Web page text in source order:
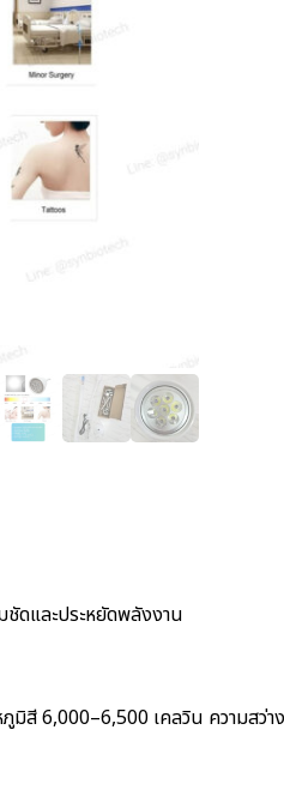
ดและประหยัดพลังงาน
6,000–6,500 เคลวิน ความสว่า